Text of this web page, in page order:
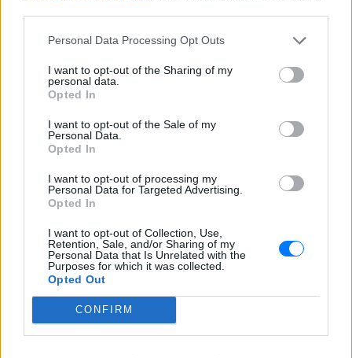
Personal Data Processing Opt Outs
I want to opt-out of the Sharing of my
personal data.
Opted In
I want to opt-out of the Sale of my
Personal Data.
Opted In
I want to opt-out of processing my
Personal Data for Targeted Advertising.
Opted In
I want to opt-out of Collection, Use,
Retention, Sale, and/or Sharing of my
Personal Data that Is Unrelated with the
Purposes for which it was collected.
Opted Out
CONFIRM